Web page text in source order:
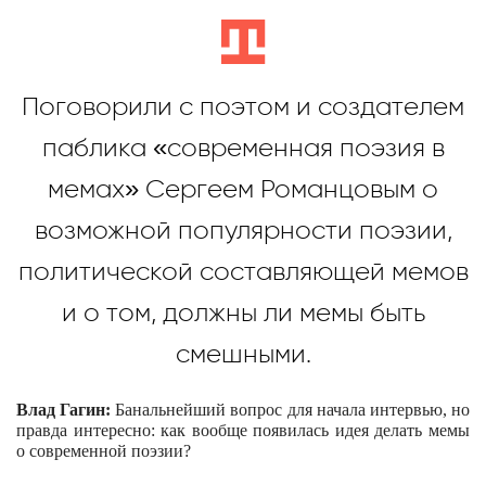
b
Поговорили с поэтом и создателем
паблика «современная поэзия в
мемах» Сергеем Романцовым о
возможной популярности поэзии,
политической составляющей мемов
и о том, должны ли мемы быть
смешными.
Влад Гагин:Банальнейший вопрос для начала интервью, но
правда интересно: как вообще появилась идея делать мемы
о современной поэзии?